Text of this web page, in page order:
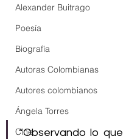
Alexander Buitrago
Poesía
Biografía
Autoras Colombianas
Autores colombianos
Ángela Torres
Cine
“Observando lo